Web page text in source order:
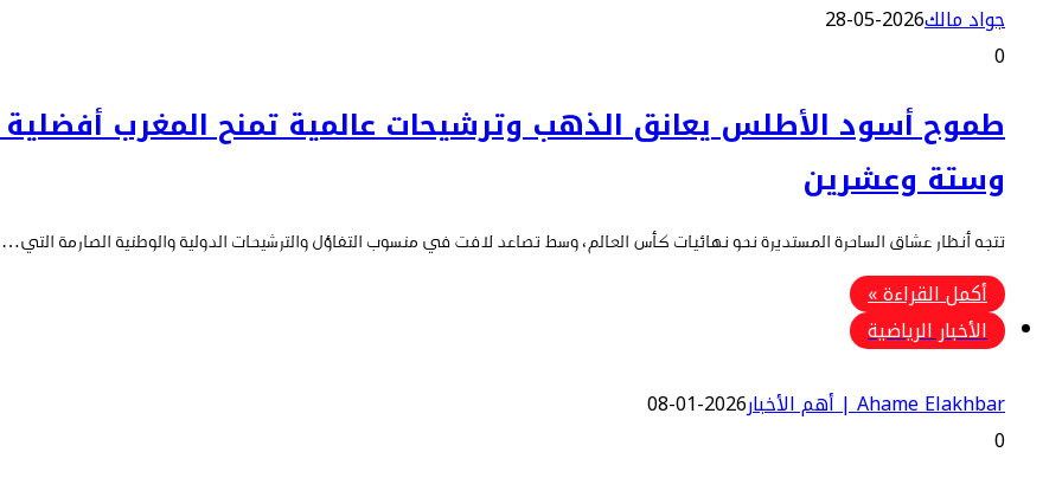
جواد مالك2026-05-28
0
طموح أسود الأطلس يعانق الذهب وترشيحات عالمية تمنح المغرب أفضلية
وستة وعشرين
تتجه أنظار عشاق الساحرة المستديرة نحو نهائيات كأس العالم، وسط تصاعد لافت في منسوب التفاؤل والترشيحات الدولية والوطنية الصارمة التي…
أكمل القراءة »
الأخبار الرياضية
Ahame Elakhbar | أهم الأخبار
2026-01-08
0